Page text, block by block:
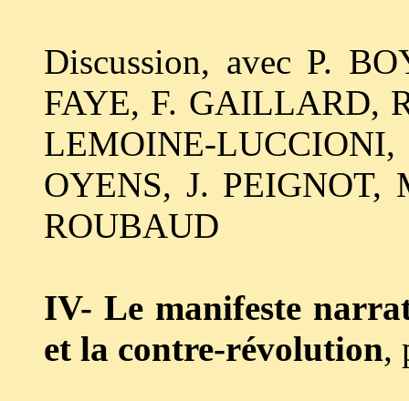
Discussion, avec P.
FAYE, F. GAILLARD,
LEMOINE-
OYENS, J. PEIGNOT,
ROUBAUD
IV- Le manifeste
et la contre-révolution,